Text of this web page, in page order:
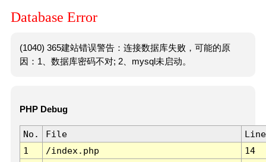
Database Error
(1040) 365建站错误警告：连接数据库失败，可能的原
因：1、数据库密码不对; 2、mysql未启动。
PHP Debug
No. File
Line
1
/index.php 14